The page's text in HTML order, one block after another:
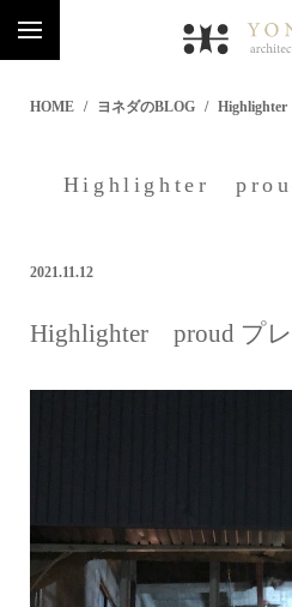
HOME ヨネダのBLOG
Highlighter
2021.11.12
Highlighter proud プ